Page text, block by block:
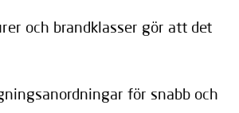
och brandklasser gör att det
för snabb och